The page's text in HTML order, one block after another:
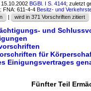
BGBl. I S. 4144; zuletzt
FNA: 611-4-4 Besitz- und
| wird in 371 Vorschriften zitiert
und
für
Einigungsvertrages
Fünfter Teil